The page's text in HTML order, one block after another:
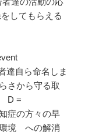
してもらえる
達自ら命名しま
さから守る取
D =
症の方々の早
環境 への解消